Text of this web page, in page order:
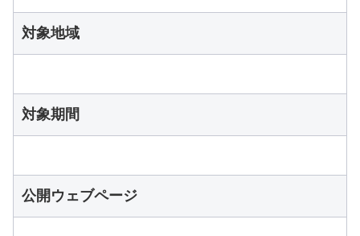
対象地域
対象期間
公開ウェブページ